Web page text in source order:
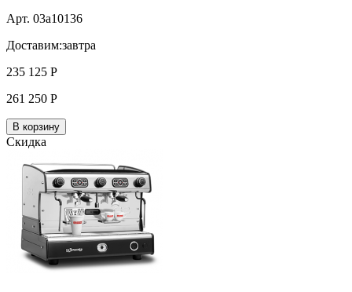
Арт. 03a10136
Доставим:завтра
235 125 Р
261 250 Р
В корзину
Скидка